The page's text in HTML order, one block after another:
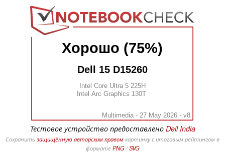
Хорошо (75%)
Dell 15 D15260
Intel Core Ultra 5 225H
Intel Arc Graphics 130T
Multimedia - 27 May 2026 - v8
Тестовое устройство предоставлено Dell India
Сохранить защищённую авторским правомкартинку с итоговым рейтингом в
формате PNG/SVG